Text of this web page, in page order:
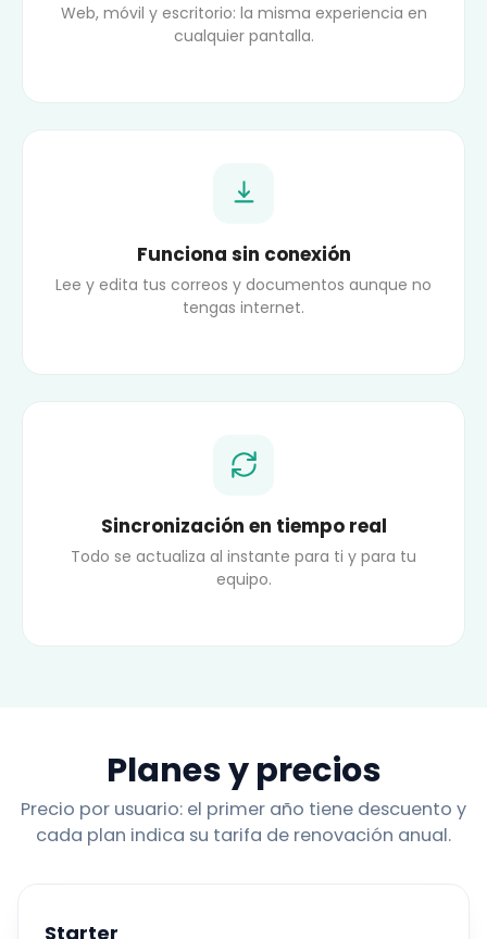
Web, móvil y escritorio: la misma experiencia en
cualquier pantalla.
Funciona sin conexión
Lee y edita tus correos y documentos aunque no
tengas internet.
Sincronización en tiempo real
Todo se actualiza al instante para ti y para tu
equipo.
Planes y precios
Precio por usuario: el primer año tiene descuento y
cada plan indica su tarifa de renovación anual.
Starter